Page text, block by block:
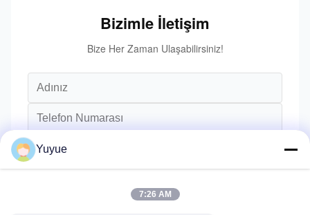
Bizimle İletişim
Bize Her Zaman Ulaşabilirsiniz!
Yuyue
7:26 AM